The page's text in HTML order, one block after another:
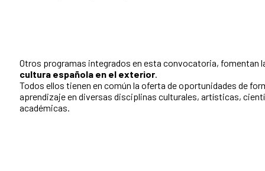
Otros programas integrados en esta convocatoria, fomentan
cultura española en el exterior.
Todos ellos tienen en común la oferta de oportunidades de
aprendizaje en diversas disciplinas culturales, artísticas,
académicas.